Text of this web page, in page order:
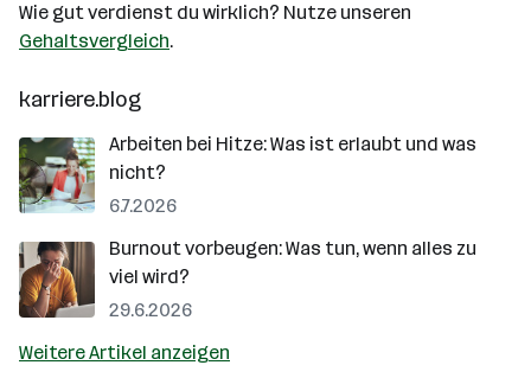
Wie gut verdienst du wirklich? Nutze unseren
Gehaltsvergleich.
karriere.blog
Arbeiten bei Hitze: Was ist erlaubt und was
nicht?
6.7.2026
Burnout vorbeugen: Was tun, wenn alles zu
viel wird?
29.6.2026
Weitere Artikel anzeigen